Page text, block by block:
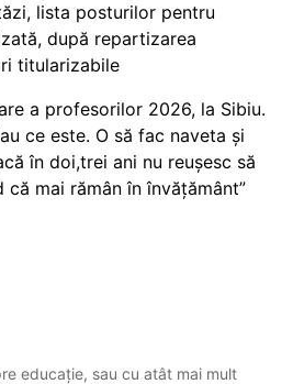
lista posturilor pentru
după repartizarea
titularizabile
a profesorilor 2026, la Sibiu.
ce este. O să fac naveta și
în doi,trei ani nu reușesc să
mai rămân în învățământ”
educație, sau cu atât mai mult